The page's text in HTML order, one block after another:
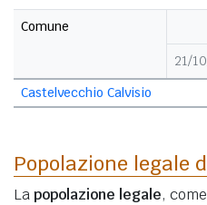
Comune
21/
Castelvecchio Calvisio
Popolazione legale
Lapopolazione legale,